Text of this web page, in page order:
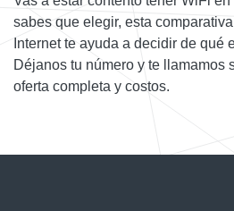
sabes que elegir, esta
Internet te ayuda a decidir de qué
Déjanos tu número y te llamamos
oferta completa y costos.